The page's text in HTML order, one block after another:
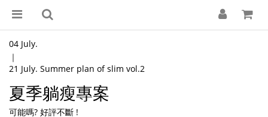
04 July.
｜
21 July. Summer plan of slim vol.2
夏季躺瘦專案
可能嗎? 好評不斷 !